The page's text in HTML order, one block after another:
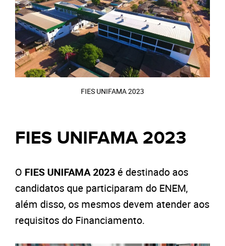
FIES UNIFAMA 2023
FIES UNIFAMA 2023
O FIES UNIFAMA 2023 é destinado aos
candidatos que participaram do ENEM,
além disso, os mesmos devem atender aos
requisitos do Financiamento.